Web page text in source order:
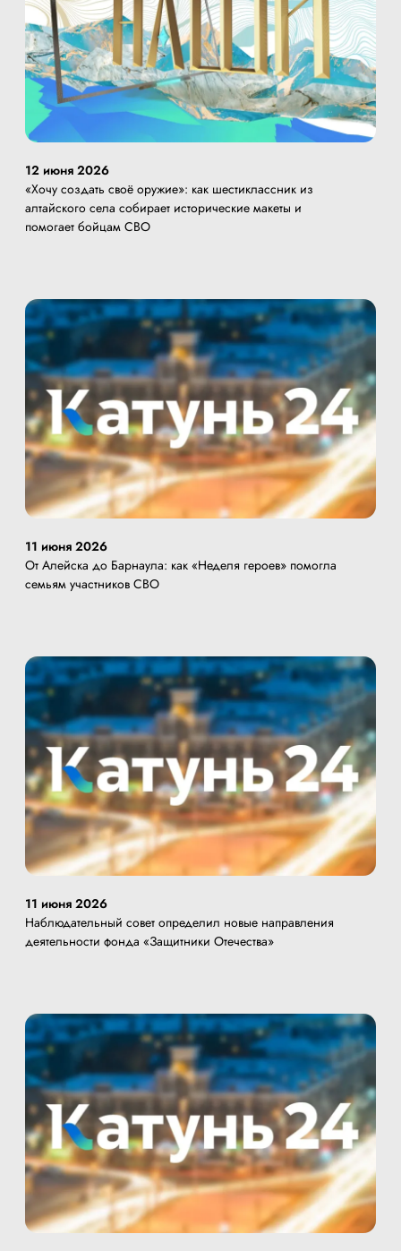
12 июня 2026
«Хочу создать своё оружие»: как шестиклассник из
алтайского села собирает исторические макеты и
помогает бойцам СВО
11 июня 2026
От Алейска до Барнаула: как «Неделя героев» помогла
семьям участников СВО
11 июня 2026
Наблюдательный совет определил новые направления
деятельности фонда «Защитники Отечества»